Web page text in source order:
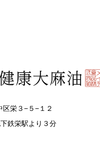
栄３−５−１２
鉄栄駅より３分